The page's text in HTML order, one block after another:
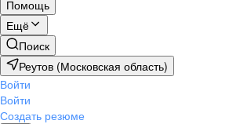
Помощь
Ещё
Поиск
Реутов (Московская область)
Войти
Войти
Создать резюме